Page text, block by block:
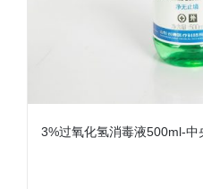
3%过氧化氢消毒液500ml-